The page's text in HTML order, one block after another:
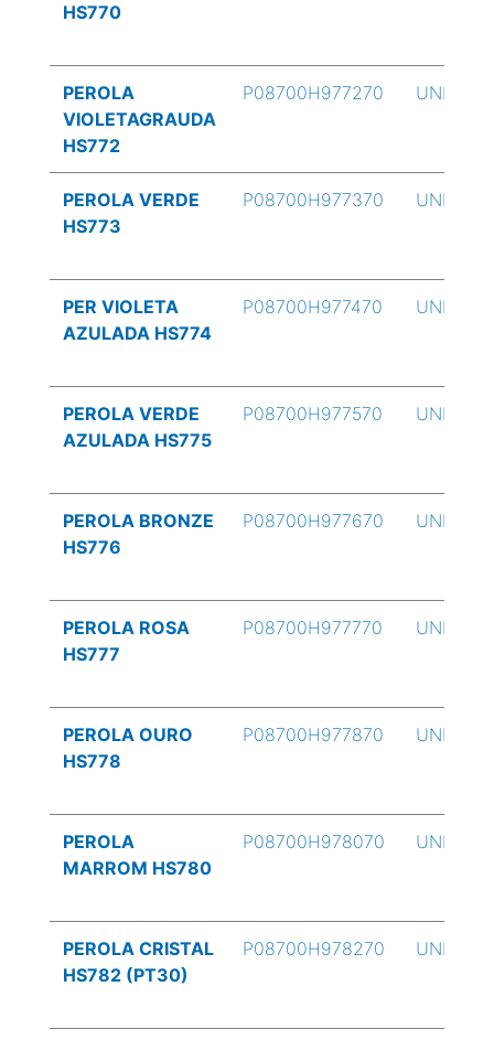
HS770
PEROLA
VIOLETAGRAUDA
HS772
P08700H977270 UND
PEROLA VERDE
HS773
P08700H977370 UND
PER VIOLETA
AZULADA HS774
P08700H977470 UND
PEROLA VERDE
AZULADA HS775
P08700H977570 UND
PEROLA BRONZE
HS776
P08700H977670 UND
PEROLA ROSA
HS777
P08700H977770 UND
PEROLA OURO
HS778
P08700H977870 UND
PEROLA
MARROM HS780
P08700H978070 UND
PEROLA CRISTAL
HS782 (PT30)
P08700H978270 UND